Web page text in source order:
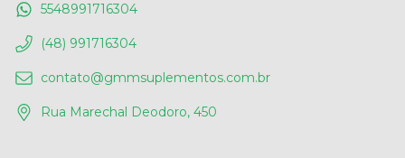
5548991716304
(48) 991716304
contato@gmmsuplementos.com.br
Rua Marechal Deodoro, 450